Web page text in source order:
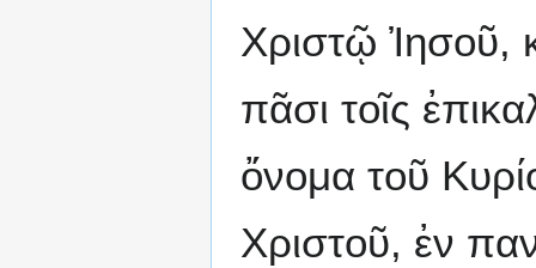
Χριστῷ Ἰησοῦ,
πᾶσι τοῖς
ὄνομα τοῦ
Χριστοῦ, ἐν